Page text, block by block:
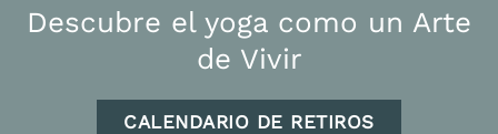
Descubre el yoga como un Arte
de Vivir
CALENDARIO DE RETIROS